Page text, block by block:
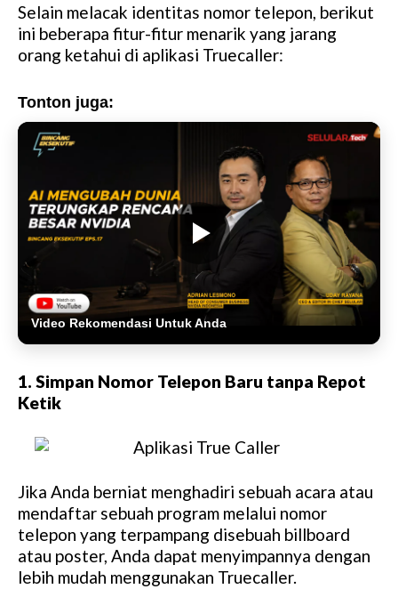
Selain melacak identitas nomor telepon, berikut
ini beberapa fitur-fitur menarik yang jarang
orang ketahui di aplikasi Truecaller:
Tonton juga:
Video Rekomendasi Untuk Anda
1. Simpan Nomor Telepon Baru tanpa Repot
Ketik
Jika Anda berniat menghadiri sebuah acara atau
mendaftar sebuah program melalui nomor
telepon yang terpampang disebuah billboard
atau poster, Anda dapat menyimpannya dengan
lebih mudah menggunakan Truecaller.